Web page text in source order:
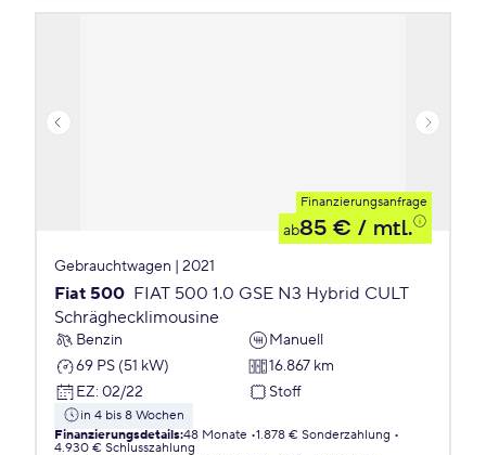
Finanzierungsanfrage
ab85 € / mtl.
Gebrauchtwagen | 2021
Fiat 500 FIAT 500 1.0 GSE N3 Hybrid CULT
Schräghecklimousine
Benzin
Manuell
69 PS (51 kW)
16.867 km
EZ: 02/22 Stoff
in 4 bis 8 Wochen
Finanzierungsdetails:48 Monate 1.878 € Sonderzahlung
4.930 € Schlusszahlung